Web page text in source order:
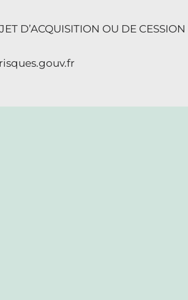
D’ACQUISITION OU DE CESSION